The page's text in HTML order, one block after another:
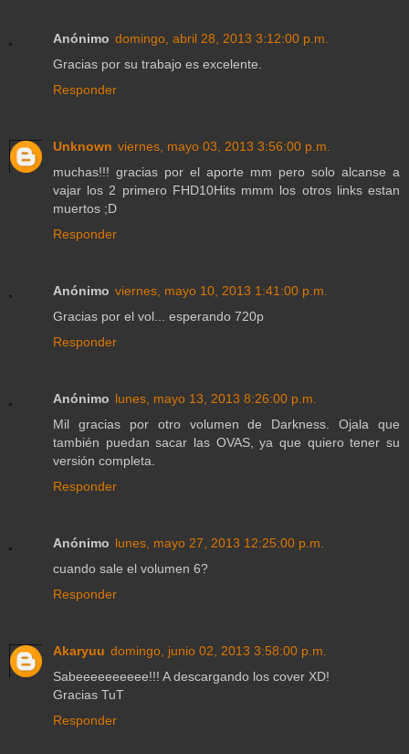
Anónimo domingo, abril 28, 2013 3:12:00 p.m.
Gracias por su trabajo es excelente.
Responder
Unknown viernes, mayo 03, 2013 3:56:00 p.m.
muchas!!! gracias por el aporte mm pero solo alcanse a
vajar los 2 primero FHD10Hits mmm los otros links estan
muertos ;D
Responder
Anónimo viernes, mayo 10, 2013 1:41:00 p.m.
Gracias por el vol... esperando 720p
Responder
Anónimo lunes, mayo 13, 2013 8:26:00 p.m.
Mil gracias por otro volumen de Darkness. Ojala que
también puedan sacar las OVAS, ya que quiero tener su
versión completa.
Responder
Anónimo lunes, mayo 27, 2013 12:25:00 p.m.
cuando sale el volumen 6?
Responder
Akaryuu domingo, junio 02, 2013 3:58:00 p.m.
Sabeeeeeeeeee!!! A descargando los cover XD!
Gracias TuT
Responder